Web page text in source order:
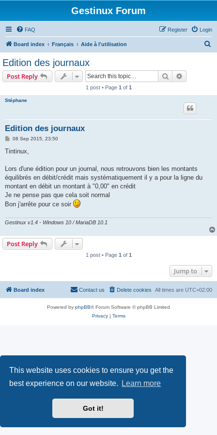
This website uses cookies to ensure you get the
best experience on our website.
Learn more
Got it!
Gestinux Forum
FAQ Login
Register
Board index Français Aide à l'utilisation
Edition des journaux
Post Reply Search
1 post • Page 1 of 1
Stéphane
Edition des journaux
P
s
08 Sep 2015, 23:50
Tintinux,
Lors d'une édition pour un journal, nous retrouvons bien les montants
équilibrés en débit/crédit mais systématiquement il y a pour la ligne du
montant en débit un montant à "0,00" en crédit
Je ne pense pas que cela soit normal
Bon j'arrête pour ce soir
Gestinux v1.4 - Windows 10 / MariaDB 10.1
Post Reply
1 post • Page 1 of 1
Jump to
Board index All times are UTC+02:00
Delete cookies
Contact us
Powered by phpBB® Forum Software © phpBB Limited
Privacy| Terms